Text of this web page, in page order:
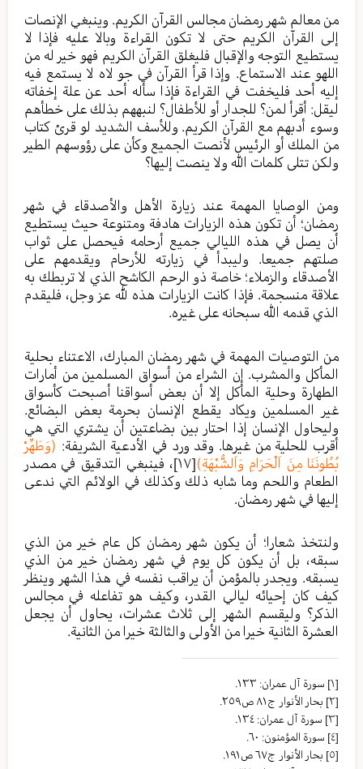
من معالم شهر رمضان مجالس القرآن الكريم. وينبغي الإنصات
إلى القرآن الكريم حتى لا تكون القراءة وبالا عليه فإذا لا
يستطيع التوجه والإقبال فليغلق القرآن الكريم فهو خير له من
اللهو عند الاستماع. وإذا قرأ القرآن في جو لاه لا يستمع فيه
إليه أحد فليخفت في القراءة فإذا سأله أحد عن علة إخفاته
ليقل: أقرأ لمن؟ للجدار أو للأطفال؟ لنبههم بذلك على خطأهم
وسوء أدبهم مع القرآن الكريم. وللأسف الشديد لو قرئ كتاب
من الملك أو الرئيس لأنصت الجميع وكأن على رؤوسهم الطير
ولكن تتلى كلمات الله ولا ينصت إليها؟
ومن الوصايا المهمة عند زيارة الأهل والأصدقاء في شهر
رمضان؛ أن تكون هذه الزيارات هادفة ومتنوعة حيث يستطيع
أن يصل في هذه الليالي جميع أرحامه فيحصل على ثواب
صلتهم جميعا. وليبدأ في زيارته للأرحام ويقدمهم على
الأصدقاء والزملاء؛ خاصة ذو الرحم الكاشح الذي لا تربطك به
علاقة منسجمة. فإذا كانت الزيارات هذه لله عز وجل، فليقدم
الذي قدمه الله سبحانه على غيره.
من التوصيات المهمة في شهر رمضان المبارك، الاعتناء بحلية
المأكل والمشرب. إن الشراء من أسواق المسلمين من أمارات
الطهارة وحلية المأكل إلا أن بعض أسواقنا أصبحت كأسواق
غير المسلمين ويكاد يقطع الإنسان بحرمة بعض البضائع.
وليحاول الإنسان إذا احتار بين بضاعتين أن يشتري التي هي
أقرب للحلية من غيرها. وقد ورد في الأدعية الشريفة: (وَطَهِّرْ
بُطُونَنَا مِنَ اَلْحَرَامِ وَاَلشُّبْهَةِ)[١٧]
، فينبغي التدقيق في مصدر
الطعام واللحم وما شابه ذلك وكذلك في الولائم التي ندعى
إليها في شهر رمضان.
ولنتخذ شعارا؛ أن يكون شهر رمضان كل عام خير من الذي
سبقه، بل أن يكون كل يوم في شهر رمضان خير من الذي
يسبقه. ويجدر بالمؤمن أن يراقب نفسه في هذا الشهر وينظر
كيف كان إحيائه ليالي القدر، وكيف هو تفاعله في مجالس
الذكر؟ وليقسم الشهر إلى ثلاث عشرات، يحاول أن يجعل
العشرة الثانية خيرا من الأولى والثالثة خيرا من الثانية.
[١]
سورة آل عمران: ١٣٣.
[٢]
بحار الأنوار ج٨١ ص٢٥٩.
[٣]
سورة آل عمران: ١٣٤.
[٤]
سورة المؤمنون: ٦٠.
[٥]
بحار الأنوار ج٦٧ ص١٩١.